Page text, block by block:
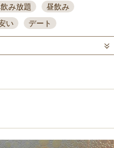
み放題
昼飲み
い
デート
念日 泡盛
喫煙可
大部屋30名
カウンター
クーポン